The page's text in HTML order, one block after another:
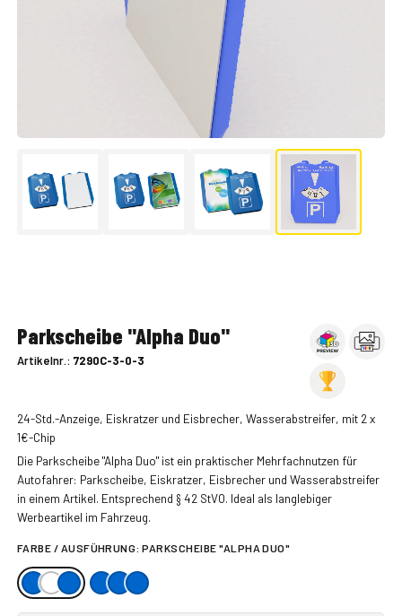
Parkscheibe "Alpha Duo"
Artikelnr.: 7290C-3-0-3
24-Std.-Anzeige, Eiskratzer und Eisbrecher, Wasserabstreifer, mit 2 x
1€-Chip
Die Parkscheibe "Alpha Duo" ist ein praktischer Mehrfachnutzen für
Autofahrer: Parkscheibe, Eiskratzer, Eisbrecher und Wasserabstreifer
in einem Artikel. Entsprechend § 42 StVO. Ideal als langlebiger
Werbeartikel im Fahrzeug.
FARBE / AUSFÜHRUNG:PARKSCHEIBE "ALPHA DUO"